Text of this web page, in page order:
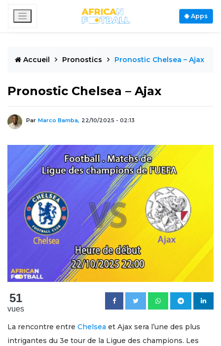
Apps
Accueil Pronostics Pronostic Chelsea – Ajax
Pronostic Chelsea – Ajax
Par Marco Bamba, 22/10/2025 - 02:13
51
vues
La rencontre entre Chelsea et Ajax sera l’une des plus
intrigantes du 3e tour de la Ligue des champions. Les